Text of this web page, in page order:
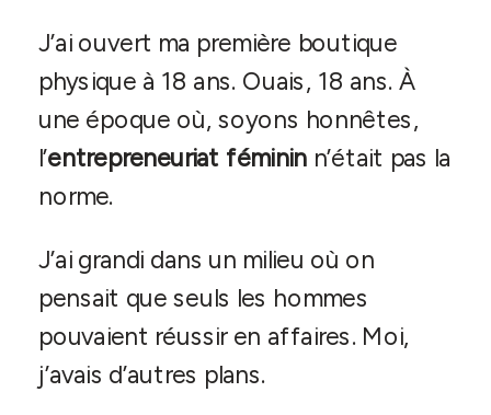
J’ai ouvert ma première boutique
physique à 18 ans. Ouais, 18 ans. À
une époque où, soyons honnêtes,
l’entrepreneuriat féminin n’était pas la
norme.
J’ai grandi dans un milieu où on
pensait que seuls les hommes
pouvaient réussir en affaires. Moi,
j’avais d’autres plans.